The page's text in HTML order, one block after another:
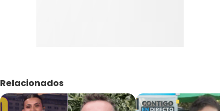
Relacionados